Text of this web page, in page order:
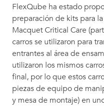
FlexQube ha estado
preparación de kits para
Macquet Critical Care
carros se utilizaron para
entrantes al área de
utilizaron los mismos
final, por lo que estos
piezas de equipo de
y mesa de montaje) en